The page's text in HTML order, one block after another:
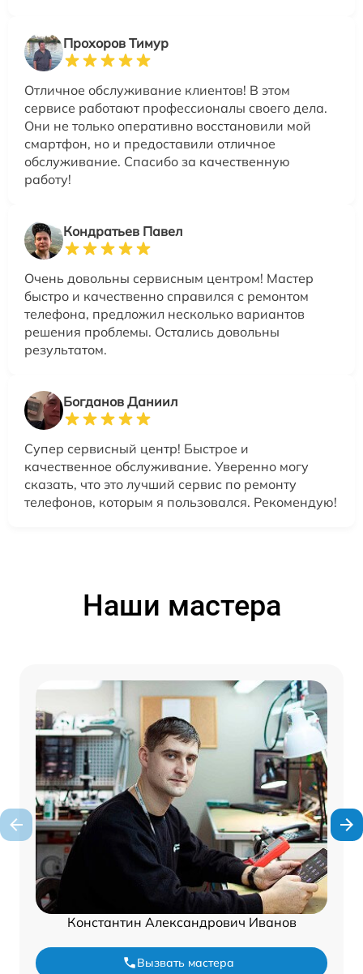
Прохоров Тимур
Отличное обслуживание клиентов! В этом
сервисе работают профессионалы своего дела.
Они не только оперативно восстановили мой
смартфон, но и предоставили отличное
обслуживание. Спасибо за качественную
работу!
Кондратьев Павел
Очень довольны сервисным центром! Мастер
быстро и качественно справился с ремонтом
телефона, предложил несколько вариантов
решения проблемы. Остались довольны
результатом.
Богданов Даниил
Супер сервисный центр! Быстрое и
качественное обслуживание. Уверенно могу
сказать, что это лучший сервис по ремонту
телефонов, которым я пользовался. Рекомендую!
Наши мастера
Константин Александрович Иванов
Вызвать мастера